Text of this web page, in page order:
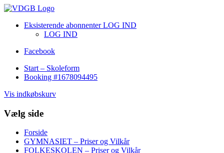
Eksisterende abonnenter LOG IND
LOG IND
Facebook
Start – Skoleform
Booking #1678094495
Vis indkøbskurv
Vælg side
Forside
GYMNASIET – Priser og Vilkår
FOLKESKOLEN – Priser og Vilkår